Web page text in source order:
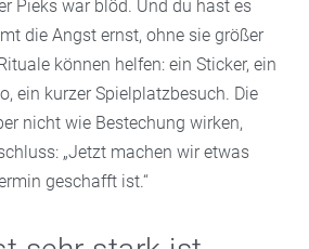
Pieks war blöd. Und du hast es
die Angst ernst, ohne sie größer
können helfen: ein Sticker, ein
ein kurzer Spielplatzbesuch. Die
nicht wie Bestechung wirken,
„Jetzt machen wir etwas
geschafft ist.“